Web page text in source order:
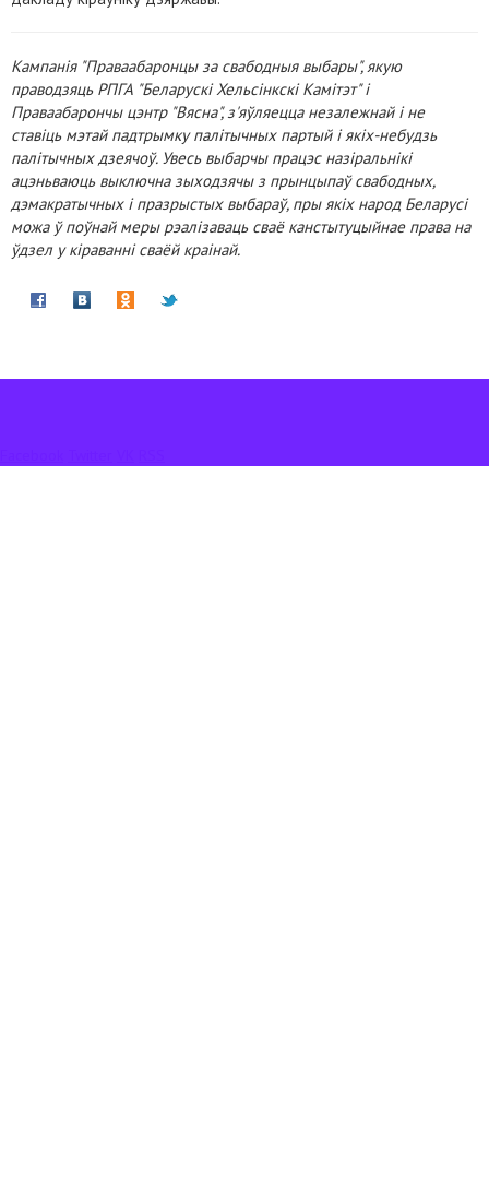
Кампанія "Праваабаронцы за свабодныя выбары", якую
праводзяць РПГА "Беларускі Хельсінкскі Камітэт" і
Праваабарончы цэнтр "Вясна", з'яўляецца незалежнай і не
ставіць мэтай падтрымку палітычных партый і якіх-небудзь
палітычных дзеячоў. Увесь выбарчы працэс назіральнікі
ацэньваюць выключна зыходзячы з прынцыпаў свабодных,
дэмакратычных і празрыстых выбараў, пры якіх народ Беларусі
можа ў поўнай меры рэалізаваць сваё канстытуцыйнае права на
ўдзел у кіраванні сваёй краінай.